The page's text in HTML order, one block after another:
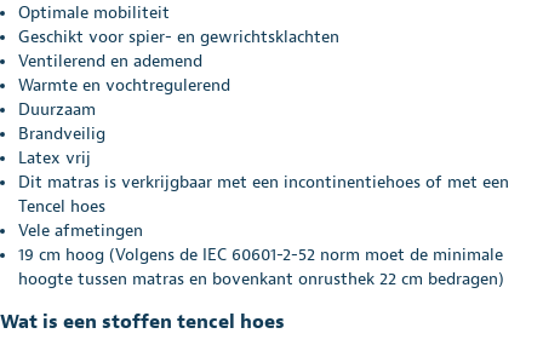
Optimale mobiliteit
Geschikt voor spier- en gewrichtsklachten
Ventilerend en ademend
Warmte en vochtregulerend
Duurzaam
Brandveilig
Latex vrij
Dit matras is verkrijgbaar met een incontinentiehoes of met een
Tencel hoes
Vele afmetingen
19 cm hoog (Volgens de IEC 60601-2-52 norm moet de minimale
hoogte tussen matras en bovenkant onrusthek 22 cm bedragen)
Wat is een stoffen tencel hoes